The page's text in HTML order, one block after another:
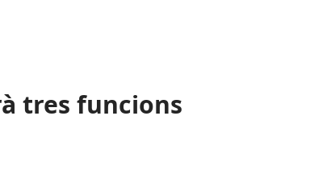
tres funcions